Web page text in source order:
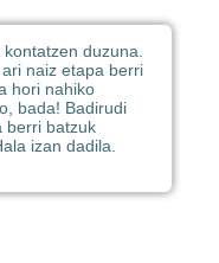
duzuna.
naiz etapa berri
hori nahiko
bada! Badirudi
berri batzuk
izan dadila.